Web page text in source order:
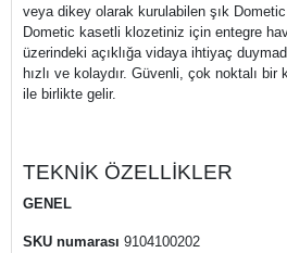
veya dikey olarak kurulabilen şık
Dometic kasetli klozetiniz için entegre
üzerindeki açıklığa vidaya ihtiyaç
hızlı ve kolaydır. Güvenli, çok noktalı
ile birlikte gelir.
TEKNİK ÖZELLİKLER
GENEL
SKU numarası 9104100202